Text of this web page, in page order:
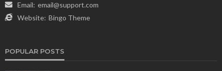
Email: email@support.com
Website: Bingo Theme
POPULAR POSTS